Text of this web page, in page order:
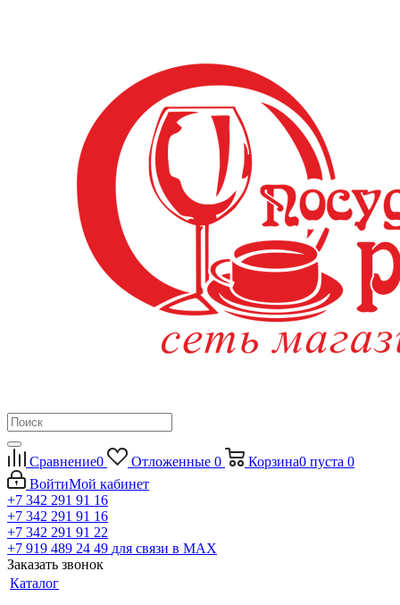
Сравнение0 Отложенные 0 Корзина0 пуста 0
ВойтиМой кабинет
+7 342 291 91 16
+7 342 291 91 16
+7 342 291 91 22
+7 919 489 24 49 для связи в МАХ
Заказать звонок
Каталог